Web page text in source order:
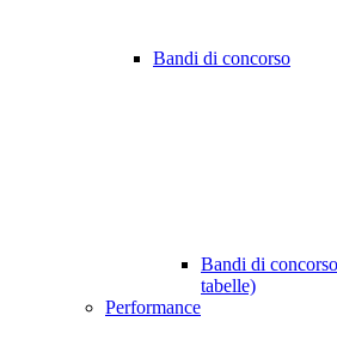
Bandi di concorso
Bandi di
tabelle)
Performance